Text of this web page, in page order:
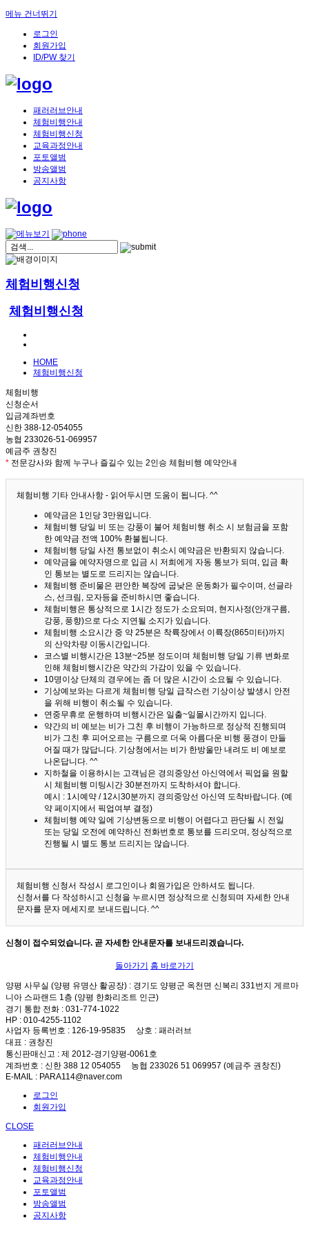
메뉴 건너뛰기
로그인
회원가입
ID/PW 찾기
패러러브안내
체험비행안내
체험비행신청
교육과정안내
포토앨범
방송앨범
공지사항
체험비행신청
체험비행신청
HOME
체험비행신청
체험비행
신청순서
입금계좌번호
신한 388-12-054055
농협 233026-51-069957
예금주 권창진
* 전문강사와 함께 누구나 즐길수 있는 2인승 체험비행 예약안내
체험비행 기타 안내사항 - 읽어두시면 도움이 됩니다. ^^
예약금은 1인당 3만원입니다.
체험비행 당일 비 또는 강풍이 불어 체험비행 취소 시 보험금을 포함
한 예약금 전액 100% 환불됩니다.
체험비행 당일 사전 통보없이 취소시 예약금은 반환되지 않습니다.
예약금을 예약자명으로 입금 시 저희에게 자동 통보가 되며, 입금 확
인 통보는 별도로 드리지는 않습니다.
체험비행 준비물은 편안한 복장에 굽낮은 운동화가 필수이며, 선글라
스, 선크림, 모자등을 준비하시면 좋습니다.
체험비행은 통상적으로 1시간 정도가 소요되며, 현지사정(안개구름,
강풍, 풍향)으로 다소 지연될 소지가 있습니다.
체험비행 소요시간 중 약 25분은 착륙장에서 이륙장(865미터)까지
의 산악차량 이동시간입니다.
코스별 비행시간은 13분~25분 정도이며 체험비행 당일 기류 변화로
인해 체험비행시간은 약간의 가감이 있을 수 있습니다.
10명이상 단체의 경우에는 좀 더 많은 시간이 소요될 수 있습니다.
기상예보와는 다르게 체험비행 당일 급작스런 기상이상 발생시 안전
을 위해 비행이 취소될 수 있습니다.
연중무휴로 운행하며 비행시간은 일출~일몰시간까지 입니다.
약간의 비 예보는 비가 그친 후 비행이 가능하므로 정상적 진행되며
비가 그친 후 피어오르는 구름으로 더욱 아름다운 비행 풍경이 만들
어질 때가 많답니다. 기상청에서는 비가 한방울만 내려도 비 예보로
나온답니다. ^^
지하철을 이용하시는 고객님은 경의중앙선 아신역에서 픽업을 원할
시 체험비행 미팅시간 30분전까지 도착하셔야 합니다.
예시 : 1시예약 / 12시30분까지 경의중앙선 아신역 도착바랍니다. (예
약 페이지에서 픽업여부 결정)
체험비행 예약 일에 기상변동으로 비행이 어렵다고 판단될 시 전일
또는 당일 오전에 예약하신 전화번호로 통보를 드리오며, 정상적으로
진행될 시 별도 통보 드리지는 않습니다.
체험비행 신청서 작성시 로그인이나 회원가입은 안하셔도 됩니다.
신청서를 다 작성하시고 신청을 누르시면 정상적으로 신청되며 자세한 안내
문자를 문자 메세지로 보내드립니다. ^^
신청이 접수되었습니다. 곧 자세한 안내문자를 보내드리겠습니다.
돌아가기 홈 바로가기
양평 사무실 (양평 유명산 활공장) : 경기도 양평군 옥천면 신복리 331번지 게르마
니아 스파랜드 1층 (양평 한화리조트 인근)
경기 통합 전화 : 031-774-1022
HP : 010-4255-1102
사업자 등록번호 : 126-19-95835 상호 : 패러러브
대표 : 권창진
통신판매신고 : 제 2012-경기양평-0061호
계좌번호 : 신한 388 12 054055 농협 233026 51 069957 (예금주 권창진)
E-MAIL : PARA114@naver.com
로그인
회원가입
CLOSE
패러러브안내
체험비행안내
체험비행신청
교육과정안내
포토앨범
방송앨범
공지사항